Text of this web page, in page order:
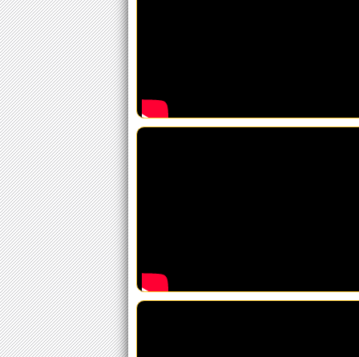
Gustavo Borsari - ANV
Bardinelli